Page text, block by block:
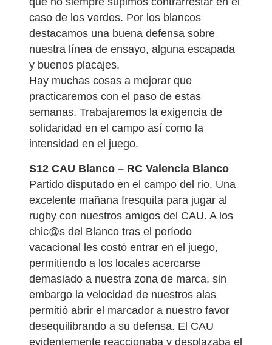
caso de los verdes. Por los blancos
destacamos una buena defensa sobre
nuestra línea de ensayo, alguna escapada
y buenos placajes.
Hay muchas cosas a mejorar que
practicaremos con el paso de estas
semanas. Trabajaremos la exigencia de
solidaridad en el campo así como la
intensidad en el juego.
S12 CAU Blanco – RC Valencia Blanco
Partido disputado en el campo del rio. Una
excelente mañana fresquita para jugar al
rugby con nuestros amigos del CAU. A los
chic@s del Blanco tras el período
vacacional les costó entrar en el juego,
permitiendo a los locales acercarse
demasiado a nuestra zona de marca, sin
embargo la velocidad de nuestros alas
permitió abrir el marcador a nuestro favor
desequilibrando a su defensa. El CAU
evidentemente reaccionaba y desplazaba el